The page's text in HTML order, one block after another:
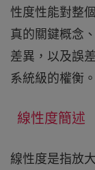
性度性能對整
真的關鍵概念
差異，以及誤
系統級的權衡。
線性度簡述
線性度是指放